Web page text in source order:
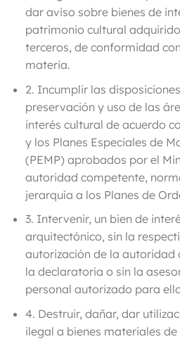
dar aviso sobre bienes de
patrimonio cultural
terceros, de conformidad
materia.
2. Incumplir las
preservación y uso de las
interés cultural de acuerdo
y los Planes Especiales de
(PEMP) aprobados por el
autoridad competente,
jerarquía a los Planes de
3. Intervenir, un bien de
arquitectónico, sin la
autorización de la autoridad
la declaratoria o sin la
personal autorizado para
4. Destruir, dañar, dar
ilegal a bienes materiales